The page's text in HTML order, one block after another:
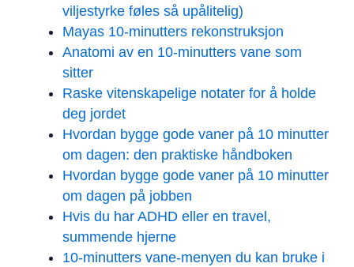
viljestyrke føles så upålitelig)
Mayas 10-minutters rekonstruksjon
Anatomi av en 10-minutters vane som
sitter
Raske vitenskapelige notater for å holde
deg jordet
Hvordan bygge gode vaner på 10 minutter
om dagen: den praktiske håndboken
Hvordan bygge gode vaner på 10 minutter
om dagen på jobben
Hvis du har ADHD eller en travel,
summende hjerne
10-minutters vane-menyen du kan bruke i